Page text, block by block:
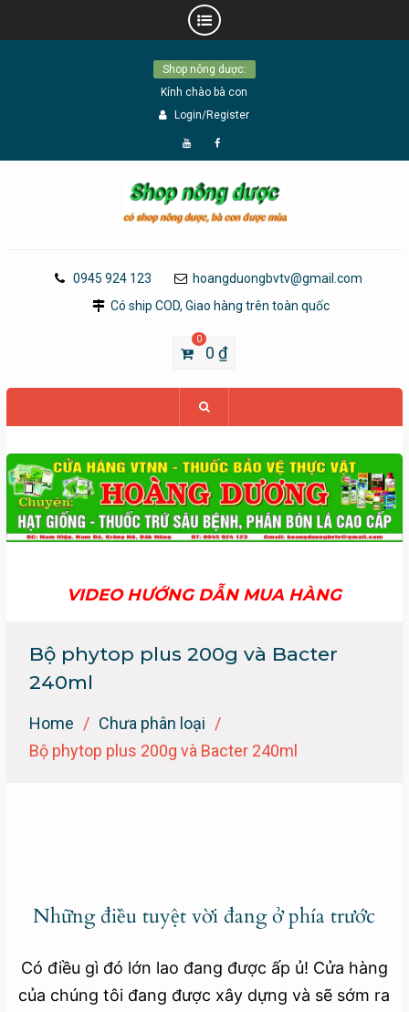
Shop nông dược:
Kính chào bà con
Login/Register
Đăng
YouTube
Page
0945 924 123
hoangduongbvtv@gmail.com
Có ship COD, Giao hàng trên toàn quốc
0
0₫
VIDEO HƯỚNG DẪN MUA HÀNG
Bộ phytop plus 200g và Bacter
240ml
Home
Chưa phân loại
Bộ phytop plus 200g và Bacter 240ml
Những điều tuyệt vời đang ở phía trước
Có điều gì đó lớn lao đang được ấp ủ! Cửa hàng
của chúng tôi đang được xây dựng và sẽ sớm ra